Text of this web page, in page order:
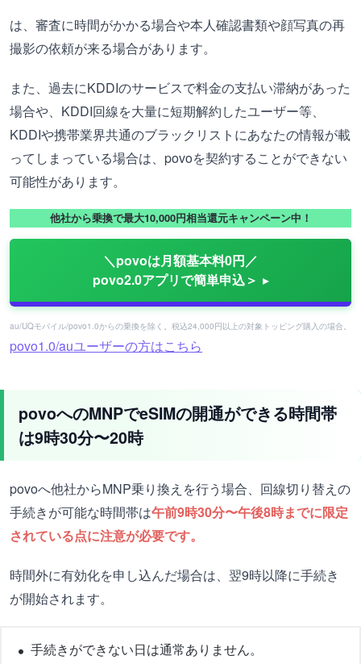
は、審査に時間がかかる場合や本人確認書類や顔写真の再
撮影の依頼が来る場合があります。
また、過去にKDDIのサービスで料金の支払い滞納があった
場合や、KDDI回線を大量に短期解約したユーザー等、
KDDIや携帯業界共通のブラックリストにあなたの情報が載
ってしまっている場合は、povoを契約することができない
可能性があります。
他社から乗換で最大10,000円相当還元キャンペーン中！
＼povoは月額基本料0円／
povo2.0アプリで簡単申込＞
au/UQモバイル/povo1.0からの乗換を除く。税込24,000円以上の対象トッピング購入の場合。
povo1.0/auユーザーの方はこちら
povoへのMNPでeSIMの開通ができる時間帯
は9時30分〜20時
povoへ他社からMNP乗り換えを行う場合、回線切り替えの
手続きが可能な時間帯は午前9時30分〜午後8時までに限定
されている点に注意が必要です。
時間外に有効化を申し込んだ場合は、翌9時以降に手続き
が開始されます。
手続きができない日は通常ありません。